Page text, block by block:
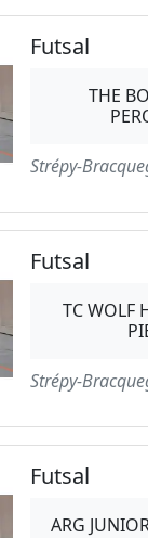
Futsal
THE
Strépy-
Futsal
TC WOLF
Strépy-
Futsal
ARG